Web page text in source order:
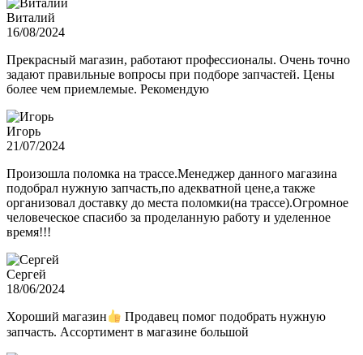
Виталий
16/08/2024
Прекрасный магазин, работают профессионалы. Очень точно
задают правильные вопросы при подборе запчастей. Цены
более чем приемлемые. Рекомендую
Игорь
21/07/2024
Произошла поломка на трассе.Менеджер данного магазина
подобрал нужную запчасть,по адекватной цене,а также
организовал доставку до места поломки(на трассе).Огромное
человеческое спасибо за проделанную работу и уделенное
время!!!
Сергей
18/06/2024
Хороший магазин
Продавец помог подобрать нужную
запчасть. Ассортимент в магазине большой